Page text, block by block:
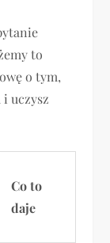
to
o tym,
i uczysz
Co to
daje